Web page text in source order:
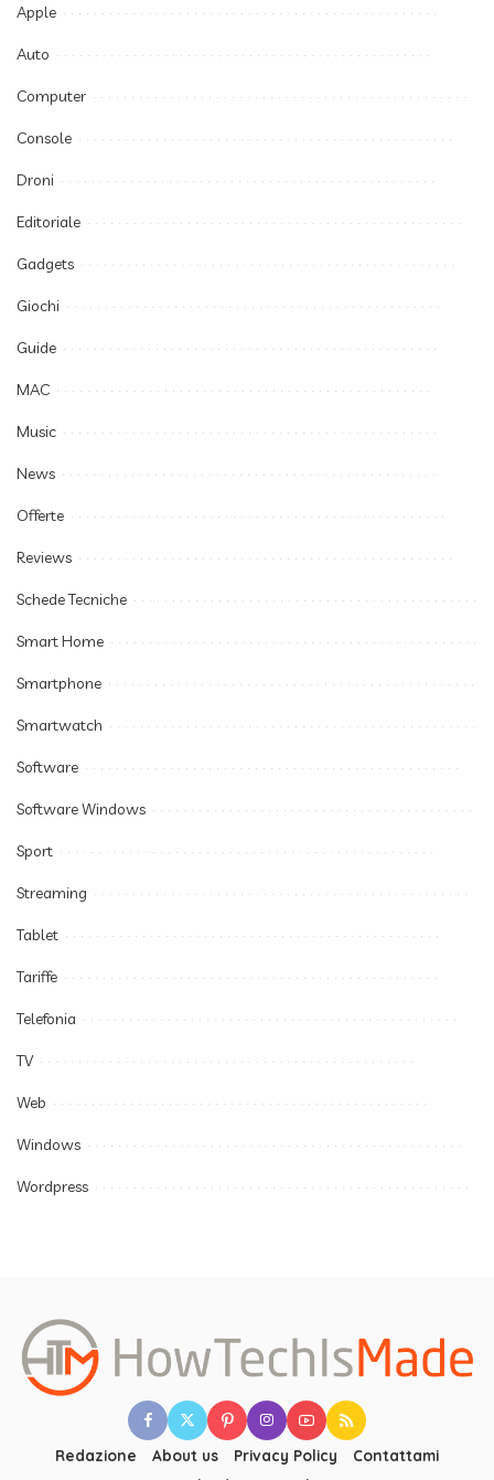
Apple
Auto
Computer
Console
Droni
Editoriale
Gadgets
Giochi
Guide
MAC
Music
News
Offerte
Reviews
Schede Tecniche
Smart Home
Smartphone
Smartwatch
Software
Software Windows
Sport
Streaming
Tablet
Tariffe
Telefonia
TV
Web
Windows
Wordpress
Redazione About us Privacy Policy
Contattami